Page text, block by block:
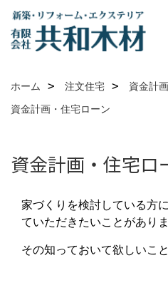
ホーム 注文住宅
資金計
資金計画・住宅ローン
資金計画・住宅ロ
家づくりを検討している方
ていただきたいことがありま
その知っておいて欲しいこ